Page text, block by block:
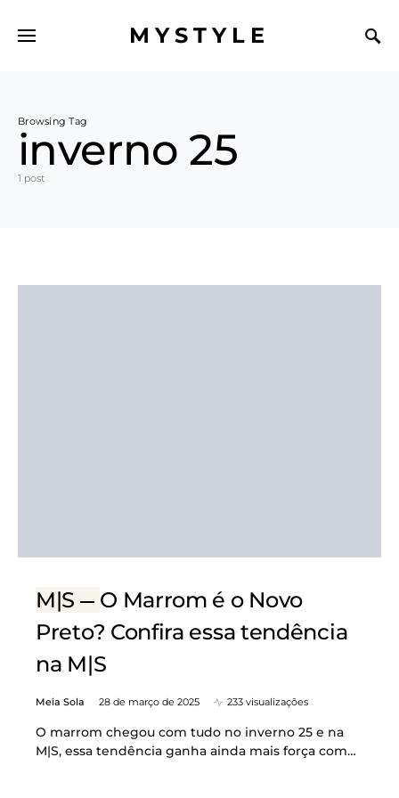
MYSTYLE
Browsing Tag
inverno 25
1 post
M|S
O Marrom é o Novo
Preto? Confira essa tendência
na M|S
Meia Sola 28 de março de 2025 233 visualizações
O marrom chegou com tudo no inverno 25 e na
M|S, essa tendência ganha ainda mais força com…